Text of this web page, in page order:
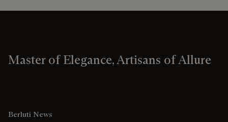
Master of Elegance, Artisans of Allure
Berluti News